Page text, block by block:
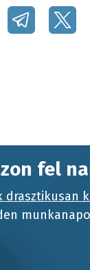
fel
drasztikusan